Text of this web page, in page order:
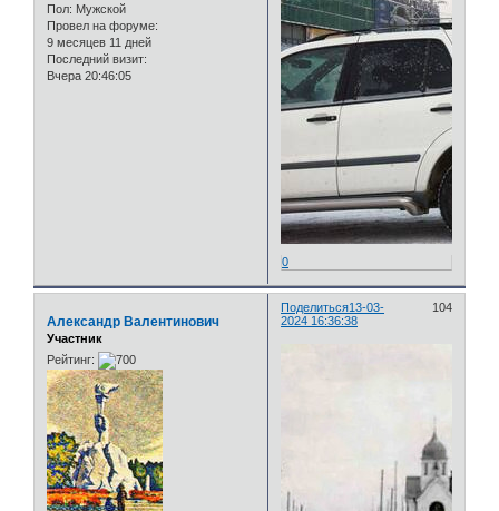
Пол: Мужской
Провел на форуме:
9 месяцев 11 дней
Последний визит:
Вчера 20:46:05
0
Поделиться 104
13-03-
2024 16:36:38
Александр Валентинович
Участник
Рейтинг: